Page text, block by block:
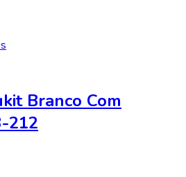
Branco Com
212